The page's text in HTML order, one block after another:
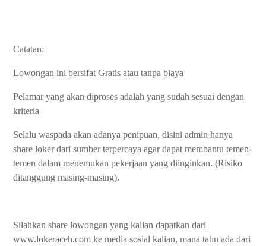
Catatan:
Lowongan ini bersifat Gratis atau tanpa biaya
Pelamar yang akan diproses adalah yang sudah sesuai dengan
kriteria
Selalu waspada akan adanya penipuan, disini admin hanya
share loker dari sumber terpercaya agar dapat membantu temen-
temen dalam menemukan pekerjaan yang diinginkan. (Risiko
ditanggung masing-masing).
Silahkan share lowongan yang kalian dapatkan dari
www.lokeraceh.com ke media sosial kalian, mana tahu ada dari